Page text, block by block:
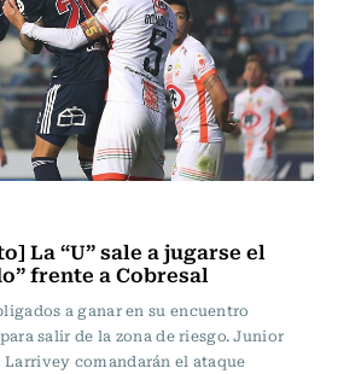
La “U” sale a jugarse el
frente a Cobresal
a ganar en su encuentro
salir de la zona de riesgo. Junior
comandarán el ataque